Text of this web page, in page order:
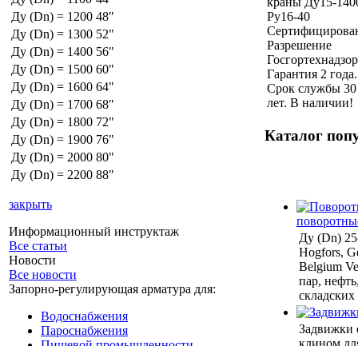
Ду (Dn) = 1200 48"
Ду (Dn) = 1300 52"
Ду (Dn) = 1400 56"
Ду (Dn) = 1500 60"
Ду (Dn) = 1600 64"
Ду (Dn) = 1700 68"
Ду (Dn) = 1800 72"
Ду (Dn) = 1900 76"
Ду (Dn) = 2000 80"
Ду (Dn) = 2200 88"
закрыть
Информационный инструктаж
Все статьи
Новости
Все новости
Запорно-регулирующая арматура для:
Водоснабжения
Пароснабжения
Ру16-40
Разрешение
Гарантия 2 года.
Срок службы 30
лет. В наличии!
Каталог
Ду (Dn)
Hogfors,
Belgium
пар,
Задвижки